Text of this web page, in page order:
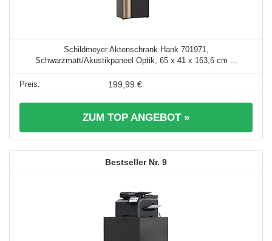
Schildmeyer Aktenschrank Hank 701971,
Schwarzmatt/Akustikpaneel Optik, 65 x 41 x 163,6 cm ...
199,99 €
ZUM TOP ANGEBOT »
9